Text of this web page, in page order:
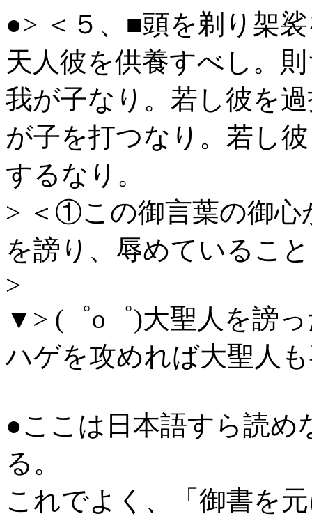
●> ＜５、■頭を剃り架
天人彼を供養すべし。
我が子なり。若し彼を
が子を打つなり。若し
するなり。
> ＜①この御言葉の御心
を謗り、辱めているこ
>
▼> (゜o゜)大聖人を謗
ハゲを攻めれば大聖人
●ここは日本語すら読め
る。
これでよく、「御書を